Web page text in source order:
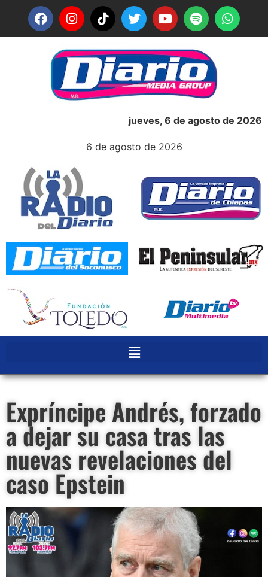
jueves, 6 de agosto de 2026
6 de agosto de 2026
Expríncipe Andrés, forzado
a dejar su casa tras las
nuevas revelaciones del
caso Epstein